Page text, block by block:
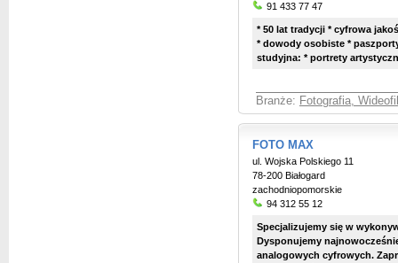
91 433 77 47
* 50 lat tradycji * cyfrowa
* dowody osobiste *
studyjna: * portrety
Branże: Fotografia,
FOTO MAX
ul. Wojska Polskiego 11
78-200 Białogard
zachodniopomorskie
94 312 55 12
Specjalizujemy się w
Dysponujemy
analogowych cyfrowych.